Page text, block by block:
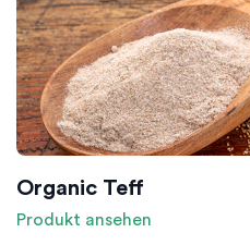
Organic Teff
Produkt ansehen